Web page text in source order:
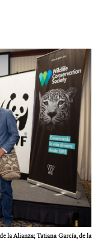
la Alianza; Tatiana García, de la